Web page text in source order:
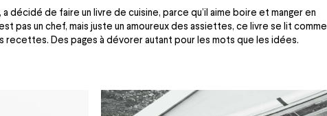
décidé de faire un livre de cuisine, parce qu’il aime boire et manger en
pas un chef, mais juste un amoureux des assiettes, ce livre se lit comme
recettes. Des pages à dévorer autant pour les mots que les idées.